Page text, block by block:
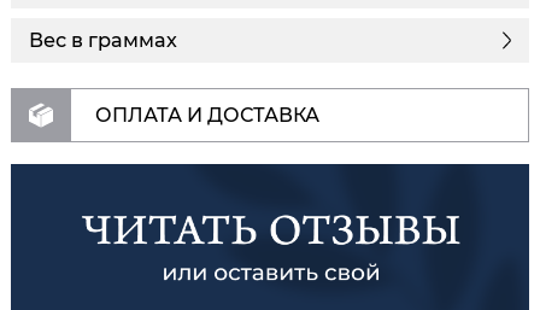
Вес в граммах
ОПЛАТА И ДОСТАВКА